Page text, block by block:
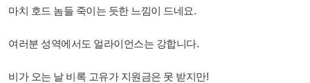
마치 호드 놈들 죽이는 듯한 느낌이 드네요.
여러분 성역에서도 얼라이언스는 강합니다.
비가 오는 날 비록 고유가 지원금은 못 받지만!